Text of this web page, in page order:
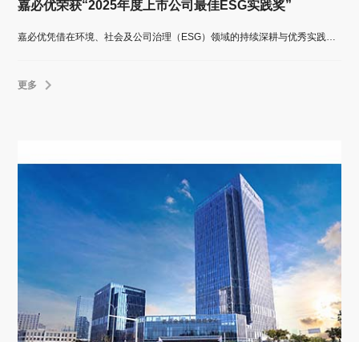
嘉必优荣获“2025年度上市公司最佳ESG实践奖”
嘉必优凭借在环境、社会及公司治理（ESG）领域的持续深耕与优秀实践，荣膺价值在线颁发的“2025年度上市公司最佳ESG实践奖”。
更多